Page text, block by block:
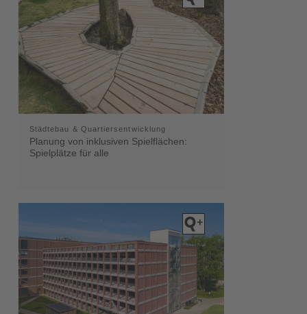
Städtebau & Quartiersentwicklung
Planung von inklusiven Spielflächen:
Spielplätze für alle